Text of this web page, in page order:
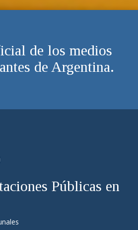
de los medios
de Argentina.
Públicas en